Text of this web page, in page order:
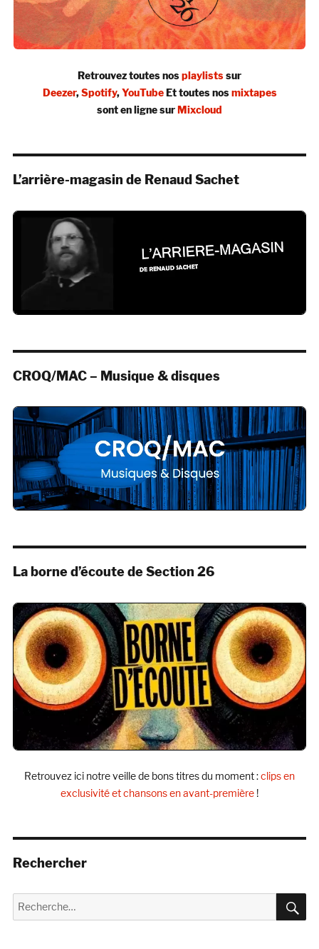
Retrouvez toutes nosplaylistssur
Deezer,Spotify,YouTubeEt toutes nosmixtapes
sont en ligne surMixcloud
L’arrière-magasin de Renaud Sachet
CROQ/MAC – Musique & disques
La borne d’écoute de Section 26
Retrouvez ici notre veille de bons titres du moment :clips en
exclusivité et chansons en avant-première !
Rechercher
Recherche
pour :